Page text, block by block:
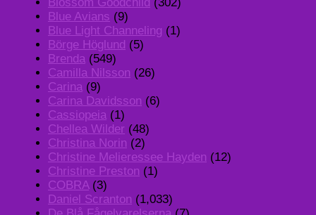
Blue Avians (9)
Blue Light Channeling (1)
Börge Höglund (5)
Brenda (549)
Camilla Nilsson (26)
Carina (9)
Carina Davidsson (6)
Cassiopeia (1)
Chellea Wilder (48)
Christina Norin (2)
Christine Melieressee Hayden (12)
Christine Preston (1)
COBRA(3)
Daniel Scranton (1,033)